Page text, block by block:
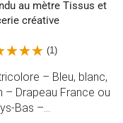
(1)
– Bleu, blanc,
Drapeau France ou
Bas –...